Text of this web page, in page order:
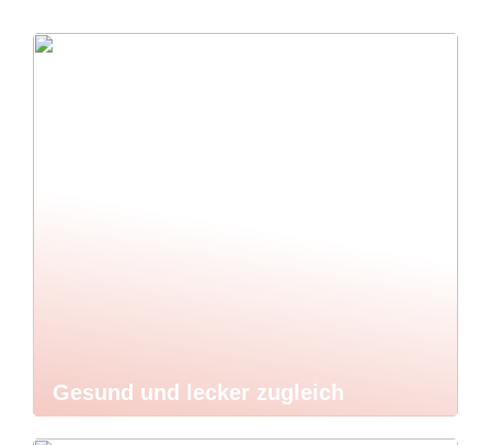
Gesund und lecker zugleich